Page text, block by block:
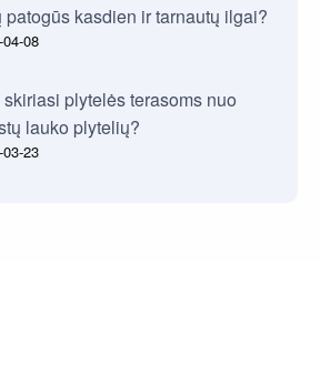
patogūs kasdien ir tarnautų ilgai?
08
skiriasi plytelės terasoms nuo
lauko plytelių?
23